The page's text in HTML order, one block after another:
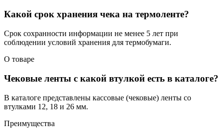
Какой срок хранения чека на термоленте?
Срок сохранности информации не менее 5 лет при
соблюдении условий хранения для термобумаги.
О товаре
Чековые ленты с какой втулкой есть в каталоге?
В каталоге представлены кассовые (чековые) ленты со
втулками 12, 18 и 26 мм.
Преимущества